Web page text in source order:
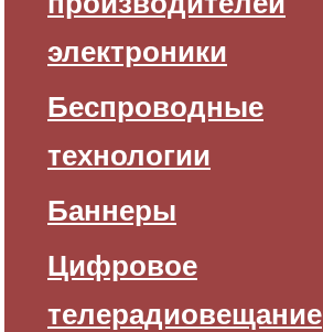
электроники
Беспроводные
технологии
Баннеры
Цифровое
телерадиовещание